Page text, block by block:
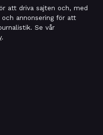
Integritetspolicy
att driva sajten och, med
annonsering för att
Se vår
.